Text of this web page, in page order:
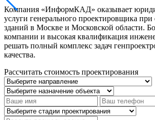
Компания «ИнформКАД» оказывает
услуги генерального проектировщика при
зданий в Москве и Московской области.
компании и высокая квалификация
решать полный комплекс задач
качества.
Рассчитать стоимость проектирования